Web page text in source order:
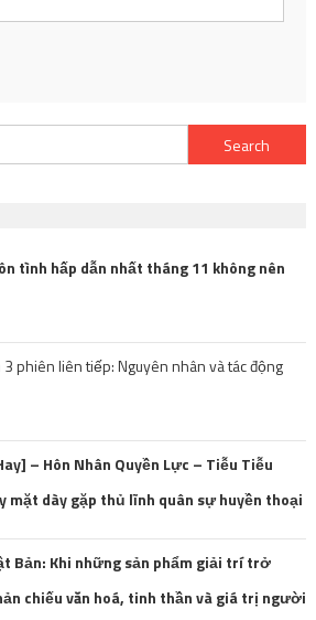
Search
for:
tình hấp dẫn nhất tháng 11 không nên
phiên liên tiếp: Nguyên nhân và tác động
– Hôn Nhân Quyền Lực – Tiễu Tiễu
mặt dày gặp thủ lĩnh quân sự huyền thoại
Bản: Khi những sản phẩm giải trí trở
chiếu văn hoá, tinh thần và giá trị người